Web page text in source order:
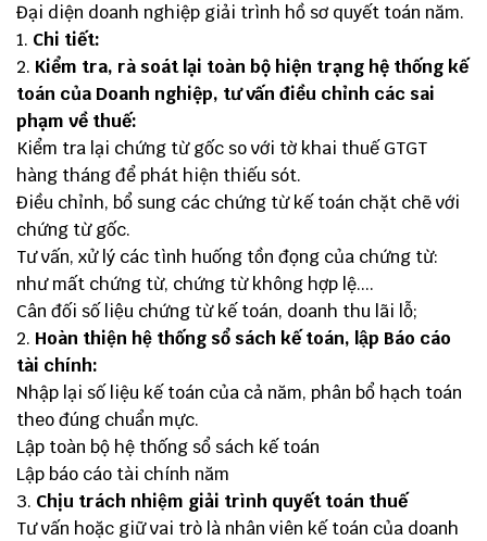
Đại diện doanh nghiệp giải trình hồ sơ quyết toán năm.
Chi tiết:
Kiểm tra, rà soát lại toàn bộ hiện trạng hệ thống kế
toán của Doanh nghiệp, tư vấn điều chỉnh các sai
phạm về thuế:
Kiểm tra lại chứng từ gốc so với tờ khai thuế GTGT
hàng tháng để phát hiện thiếu sót.
Điều chỉnh, bổ sung các chứng từ kế toán chặt chẽ với
chứng từ gốc.
Tư vấn, xử lý các tình huống tồn đọng của chứng từ:
như mất chứng từ, chứng từ không hợp lệ....
Cân đối số liệu chứng từ kế toán, doanh thu lãi lỗ;
Hoàn thiện hệ thống sổ sách kế toán, lập Báo cáo
tài chính:
Nhập lại số liệu kế toán của cả năm, phân bổ hạch toán
theo đúng chuẩn mực.
Lập toàn bộ hệ thống sổ sách kế toán
Lập báo cáo tài chính năm
Chịu trách nhiệm giải trình quyết toán thuế
Tư vấn hoặc giữ vai trò là nhân viên kế toán của doanh